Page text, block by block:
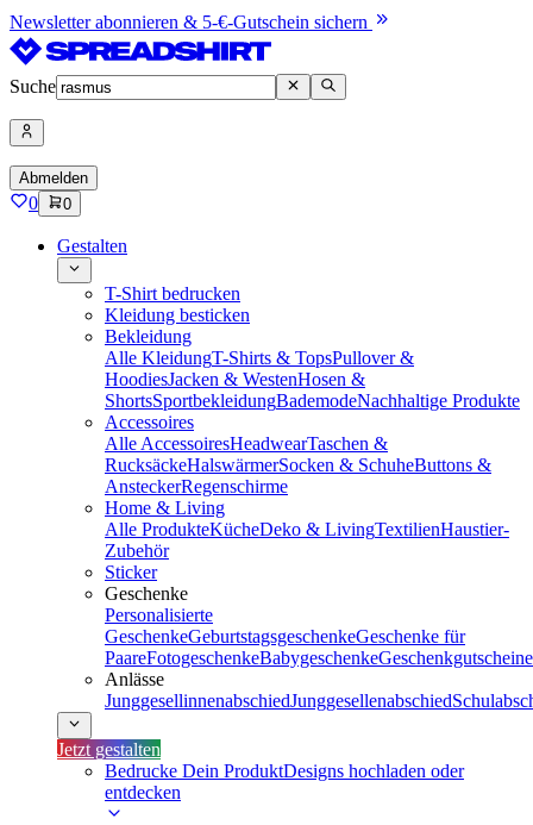
Newsletter abonnieren & 5-€-Gutschein sichern
Suche
Abmelden
0 0
Gestalten
T-Shirt bedrucken
Kleidung besticken
Bekleidung
Alle KleidungT-Shirts & TopsPullover &
HoodiesJacken & WestenHosen &
ShortsSportbekleidungBademodeNachhaltige Produkte
Accessoires
Alle AccessoiresHeadwearTaschen &
RucksäckeHalswärmerSocken & SchuheButtons &
AnsteckerRegenschirme
Home & Living
Alle ProdukteKücheDeko & LivingTextilienHaustier-
Zubehör
Sticker
Geschenke
Personalisierte
GeschenkeGeburtstagsgeschenkeGeschenke für
PaareFotogeschenkeBabygeschenkeGeschenkgutscheine
Anlässe
JunggesellinnenabschiedJunggesellenabschied
Jetzt gestalten
Bedrucke Dein ProduktDesigns hochladen oder
entdecken